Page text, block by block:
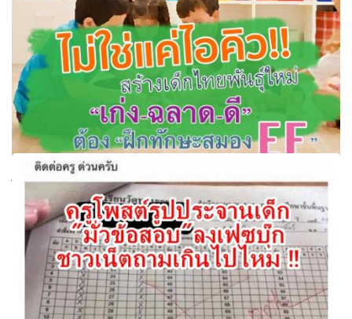
ไม่ใช่แค่ไอคิว!! สร้างเด็กไทยพันธุ์ใหม่ “เก่ง-ฉลาด-ดี” ต้อง “ฝึก
ทักษะสมอง EF”